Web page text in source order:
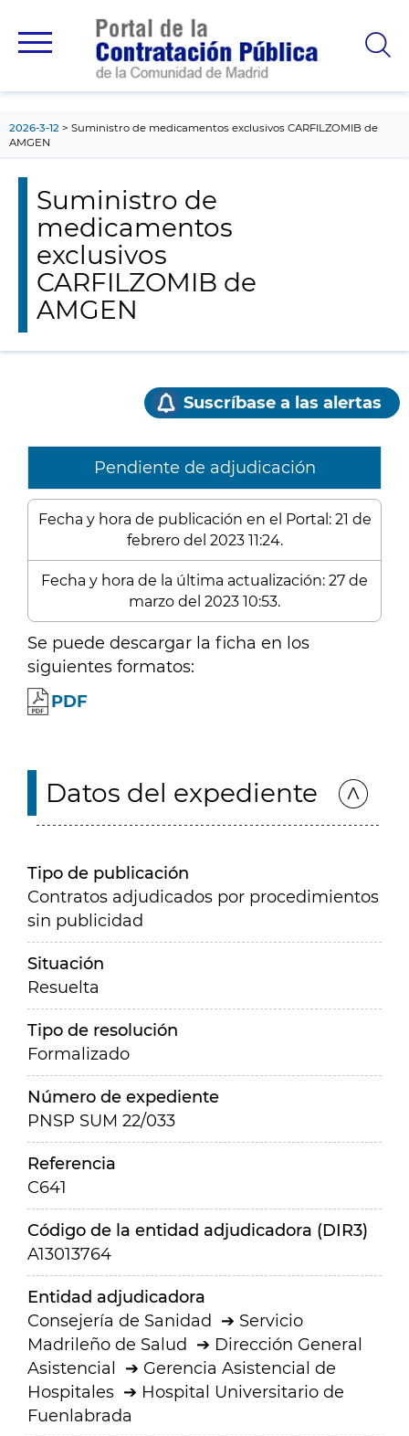
principal
2026-3-12
Suministro de medicamentos exclusivos CARFILZOMIB de
AMGEN
Suministro de
medicamentos
exclusivos
CARFILZOMIB de
AMGEN
Suscríbase a las alertas
Pendiente de adjudicación
Fecha y hora de publicación en el Portal: 21 de
febrero del 2023 11:24.
Fecha y hora de la última actualización: 27 de
marzo del 2023 10:53.
Se puede descargar la ficha en los
siguientes formatos:
PDF
Datos del expediente
Tipo de publicación
Contratos adjudicados por procedimientos
sin publicidad
Situación
Resuelta
Tipo de resolución
Formalizado
Número de expediente
PNSP SUM 22/033
Referencia
C641
Código de la entidad adjudicadora (DIR3)
A13013764
Entidad adjudicadora
Consejería de Sanidad
Servicio
Madrileño de Salud
Dirección General
Asistencial
Gerencia Asistencial de
Hospitales
Hospital Universitario de
Fuenlabrada